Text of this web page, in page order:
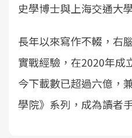
史學博士與上海交通大
長年以來寫作不輟，右
實戰經驗，在2020年成
今下載數已超過六億，
學院》系列，成為讀者